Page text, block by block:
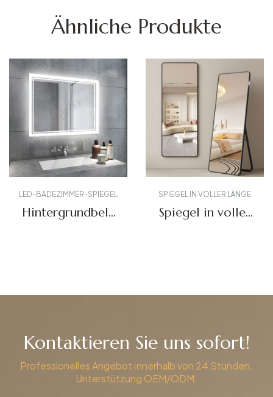
Ähnliche Produkte
LED-BADEZIMMER-SPIEGEL
Hintergrundbele
SPIEGEL IN VOLLER LÄNGE
Spiegel in voller
Kontaktieren Sie uns sofort!
Professionelles Angebot innerhalb von 24 Stunden.
Unterstützung OEM/ODM.